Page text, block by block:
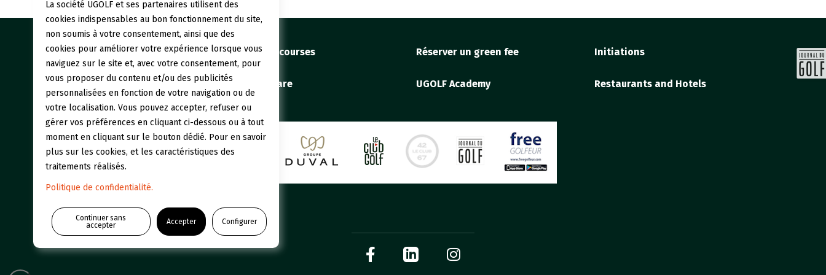
Our golf courses Réserver un green fee Initiations
Who we are UGOLF Academy Restaurants and Hotels
La société UGOLF et ses partenaires utilisent des
cookies indispensables au bon fonctionnement du site,
non soumis à votre consentement, ainsi que des
cookies pour améliorer votre expérience lorsque vous
naviguez sur le site et, avec votre consentement, pour
vous proposer du contenu et/ou des publicités
personnalisées en fonction de votre navigation ou de
votre localisation. Vous pouvez accepter, refuser ou
gérer vos préférences en cliquant ci-dessous ou à tout
moment en cliquant sur le bouton dédié. Pour en savoir
plus sur les cookies, et les caractéristiques des
traitements réalisés.
Politique de confidentialité.
Continuer sans
accepter
Accepter Configurer